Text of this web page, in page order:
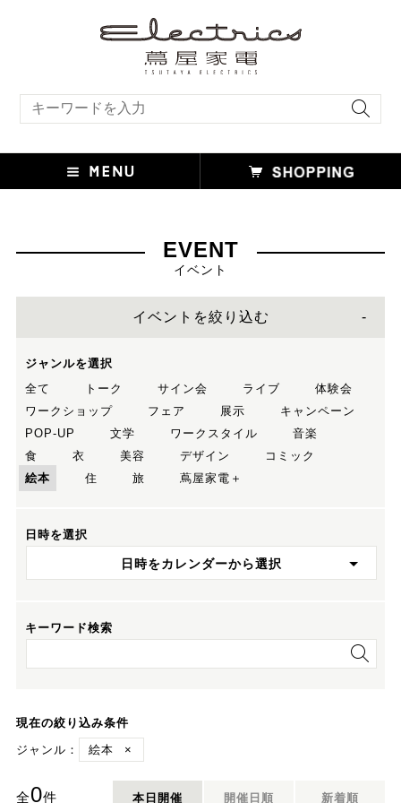
EVENT
イベント
イベントを絞り込む
ジャンルを選択
全て
トーク サイン会 ライブ
体験会
ワークショップ
フェア 展示
キャンペーン
POP-UP
文学 ワークスタイル
音楽
食
衣 美容 デザイン
コミック
絵本
住 旅 蔦屋家電＋
日時を選択
日時をカレンダーから選択
キーワード検索
現在の絞り込み条件
ジャンル：
絵本 ×
全0件 本日開催 開催日順 新着順